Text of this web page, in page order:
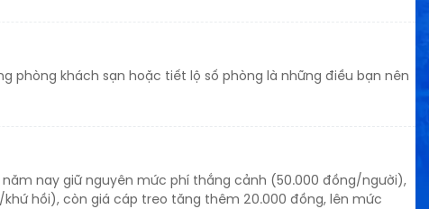
phòng khách sạn hoặc tiết lộ số phòng là những điều bạn nên
năm nay giữ nguyên mức phí thắng cảnh (50.000 đồng/người),
hồi), còn giá cáp treo tăng thêm 20.000 đồng, lên mức